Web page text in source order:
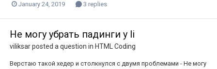
January 24, 2019 3 replies
Не могу убрать падинги у li
viliksarposted a question in HTML Coding
Верстаю такой хедер и столкнулся с двумя проблемами - Не могу